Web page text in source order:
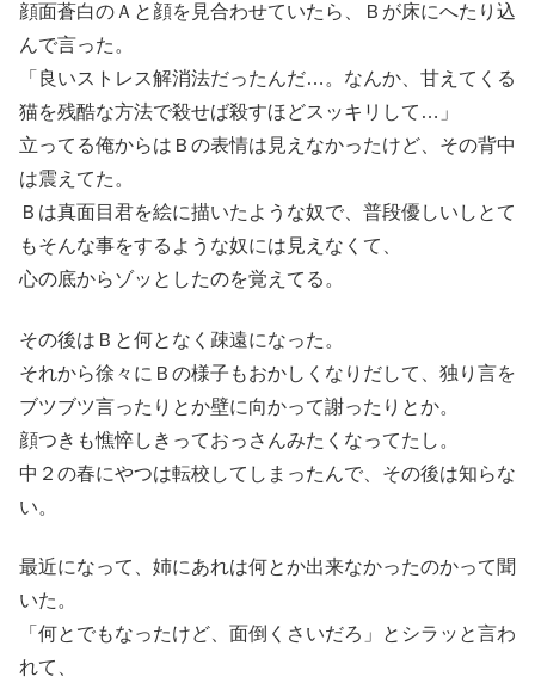
顔面蒼白のＡと顔を見合わせていたら、Ｂが床にへたり込
んで言った。
「良いストレス解消法だったんだ…。なんか、甘えてくる
猫を残酷な方法で殺せば殺すほどスッキリして…」
立ってる俺からはＢの表情は見えなかったけど、その背中
は震えてた。
Ｂは真面目君を絵に描いたような奴で、普段優しいしとて
もそんな事をするような奴には見えなくて、
心の底からゾッとしたのを覚えてる。
その後はＢと何となく疎遠になった。
それから徐々にＢの様子もおかしくなりだして、独り言を
ブツブツ言ったりとか壁に向かって謝ったりとか。
顔つきも憔悴しきっておっさんみたくなってたし。
中２の春にやつは転校してしまったんで、その後は知らな
い。
最近になって、姉にあれは何とか出来なかったのかって聞
いた。
「何とでもなったけど、面倒くさいだろ」とシラッと言わ
れて、